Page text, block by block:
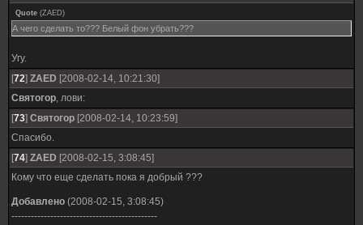
Quote (ZAED)
А чего сделать то??? Белый фон убрать???
Угу.
[72] ZAED [2008-02-14, 10:21:30]
Святогор, лови:
[73] Святогор [2008-02-14, 10:23:59]
Спасибо.
[74] ZAED [2008-02-15, 3:08:45]
Кому что еще сделать пока я добрый ???
Добавлено (2008-02-15, 3:08:45)
---------------------------------------------